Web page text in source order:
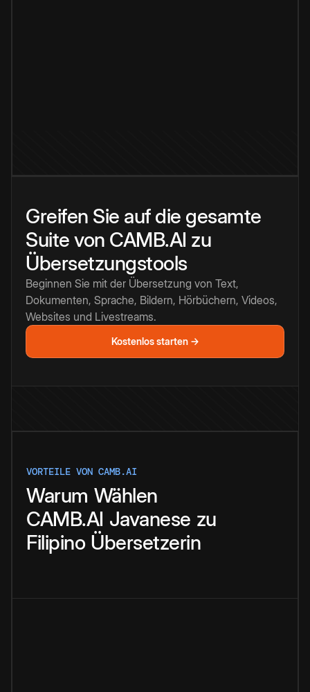
Greifen Sie auf die gesamte
Suite von CAMB.AI zu
Übersetzungstools
Beginnen Sie mit der Übersetzung von Text,
Dokumenten, Sprache, Bildern, Hörbüchern, Videos,
Websites und Livestreams.
Kostenlos starten →
VORTEILE VON CAMB.AI
Warum Wählen
CAMB.AI Javanese zu
Filipino Übersetzerin